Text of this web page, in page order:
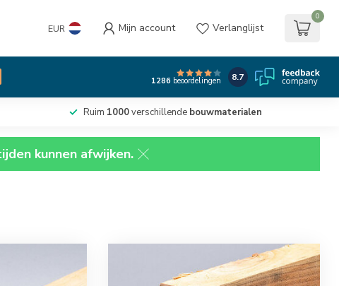
EUR Mijn account Verlanglijst
0
1286 beoordelingen 8.7
Ruim 1000verschillende bouwmaterialen
kunnen afwijken.